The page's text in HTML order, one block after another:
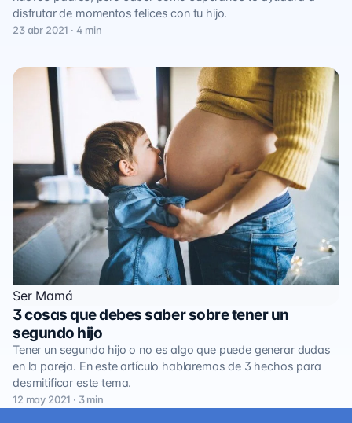
disfrutar de momentos felices con tu hijo.
23 abr 2021 · 4 min
Ser Mamá
3 cosas que debes saber sobre tener un
segundo hijo
Tener un segundo hijo o no es algo que puede generar dudas
en la pareja. En este artículo hablaremos de 3 hechos para
desmitificar este tema.
12 may 2021 · 3 min